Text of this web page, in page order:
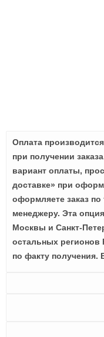
Оплата
при получении
вариант оплаты,
доставке» при
оформляете заказ
менеджеру. Эта
Москвы и Санкт-
остальных регионов
по факту